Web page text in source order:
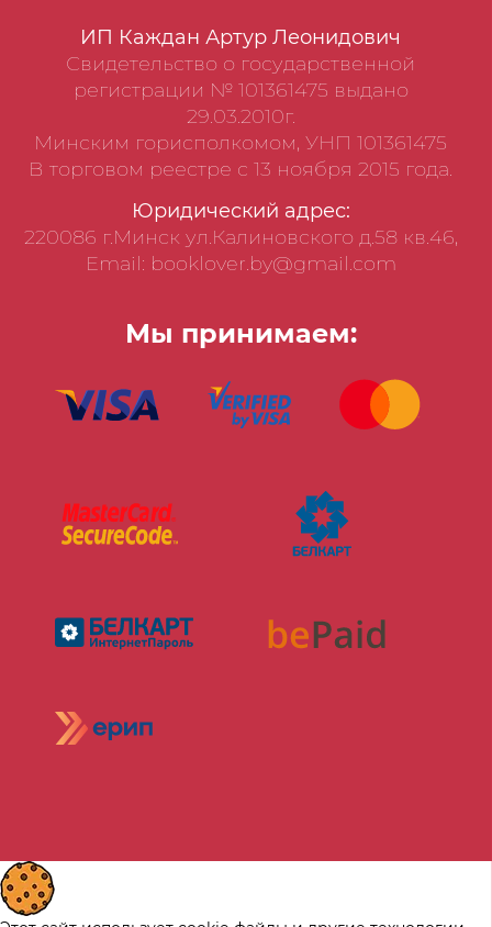
ИП Каждан Артур Леонидович
Свидетельство о государственной
регистрации № 101361475 выдано
29.03.2010г.
Минским горисполкомом, УНП 101361475
В торговом реестре с 13 ноября 2015 года.
Юридический адрес:
220086 г.Минск ул.Калиновского д.58 кв.46,
Email: booklover.by@gmail.com
Мы принимаем: